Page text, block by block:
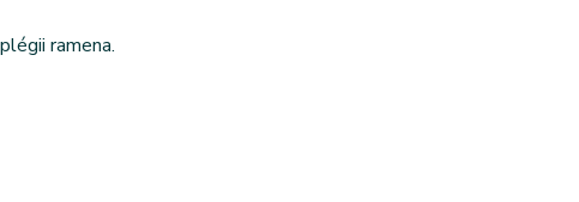
ramena.